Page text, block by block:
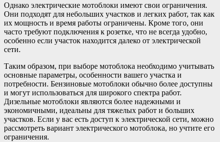
Однако электрические мотоблоки имеют свои ограничения.
Они подходят для небольших участков и легких работ, так как
их мощность и время работы ограничены. Кроме того, они
часто требуют подключения к розетке, что не всегда удобно,
особенно если участок находится далеко от электрической
сети.
Таким образом, при выборе мотоблока необходимо учитывать
основные параметры, особенности вашего участка и
потребности. Бензиновые мотоблоки обычно более доступны
и могут использоваться для широкого спектра работ.
Дизельные мотоблоки являются более надежными и
экономичными, идеальны для тяжелых работ и больших
участков. Если у вас есть доступ к электрической сети, можно
рассмотреть вариант электрического мотоблока, но учтите его
ограничения.